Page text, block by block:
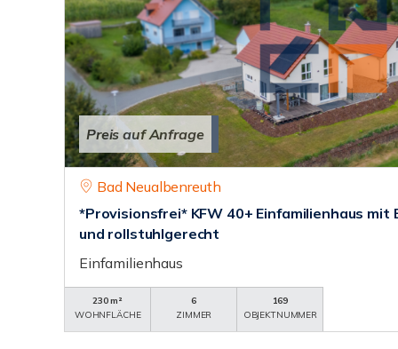
Preis auf Anfrage
Bad Neualbenreuth
*Provisionsfrei* KFW 40+ Einfamilienhaus
und rollstuhlgerecht
Einfamilienhaus
230 m²
WOHNFLÄCHE
6
ZIMMER
169
OBJEKTNUMMER